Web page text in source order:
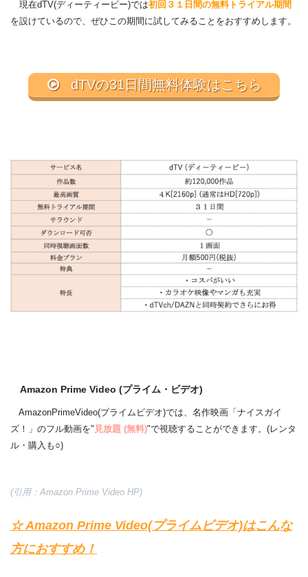
現在dTV(ディーティービー)では初回３１日間の無料トライアル期間
を設けているので、ぜひこの期間に試してみることをおすすめします。
dTVの31日間無料体験はこちら
Amazon Prime Video (プライム・ビデオ)
AmazonPrimeVideo(プライムビデオ)では、名作映画「ナイスガイ
ズ！」のフル動画を" 見放題 (無料)"で視聴することができます。(レンタ
ル・購入も○)
(引用：Amazon Prime Video HP)
☆ Amazon Prime Video(プライムビデオ)はこんな
方におすすめ！